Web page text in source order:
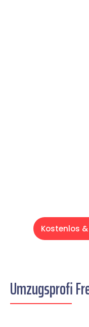
Kostenlos
Umzugsprofi